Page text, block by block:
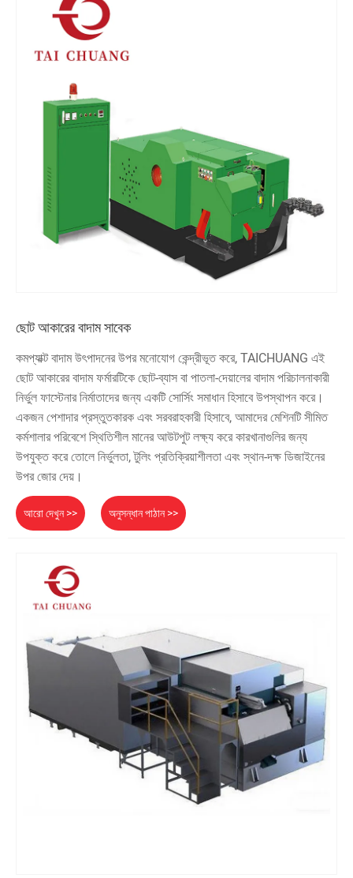
ছোট আকারের বাদাম সাবেক
কমপ্যাক্ট বাদাম উৎপাদনের উপর মনোযোগ কেন্দ্রীভূত করে, TAICHUANG এই
ছোট আকারের বাদাম ফর্মারটিকে ছোট-ব্যাস বা পাতলা-দেয়ালের বাদাম পরিচালনাকারী
নির্ভুল ফাস্টেনার নির্মাতাদের জন্য একটি সোর্সিং সমাধান হিসাবে উপস্থাপন করে।
একজন পেশাদার প্রস্তুতকারক এবং সরবরাহকারী হিসাবে, আমাদের মেশিনটি সীমিত
কর্মশালার পরিবেশে স্থিতিশীল মানের আউটপুট লক্ষ্য করে কারখানাগুলির জন্য
উপযুক্ত করে তোলে নির্ভুলতা, টুলিং প্রতিক্রিয়াশীলতা এবং স্থান-দক্ষ ডিজাইনের
উপর জোর দেয়।
আরো দেখুন >> অনুসন্ধান পাঠান >>